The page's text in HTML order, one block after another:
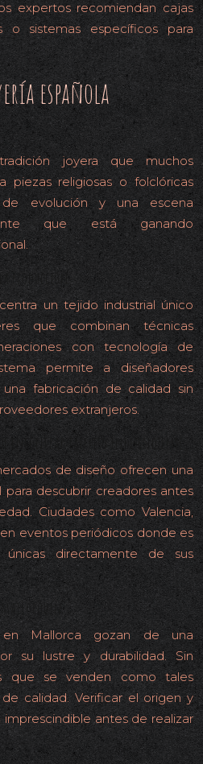
expertos recomiendan cajas
o sistemas específicos para
española
joyera que muchos
piezas religiosas o folclóricas
de evolución y una escena
que está ganando
producción
un tejido industrial único
que combinan técnicas
con tecnología de
permite a diseñadores
fabricación de calidad sin
extranjeros.
encontrar talento independiente
de diseño ofrecen una
descubrir creadores antes
Ciudades como Valencia,
eventos periódicos donde es
únicas directamente de sus
mallorquín
en Mallorca gozan de una
su lustre y durabilidad. Sin
que se venden como tales
calidad. Verificar el origen y
antes de realizar